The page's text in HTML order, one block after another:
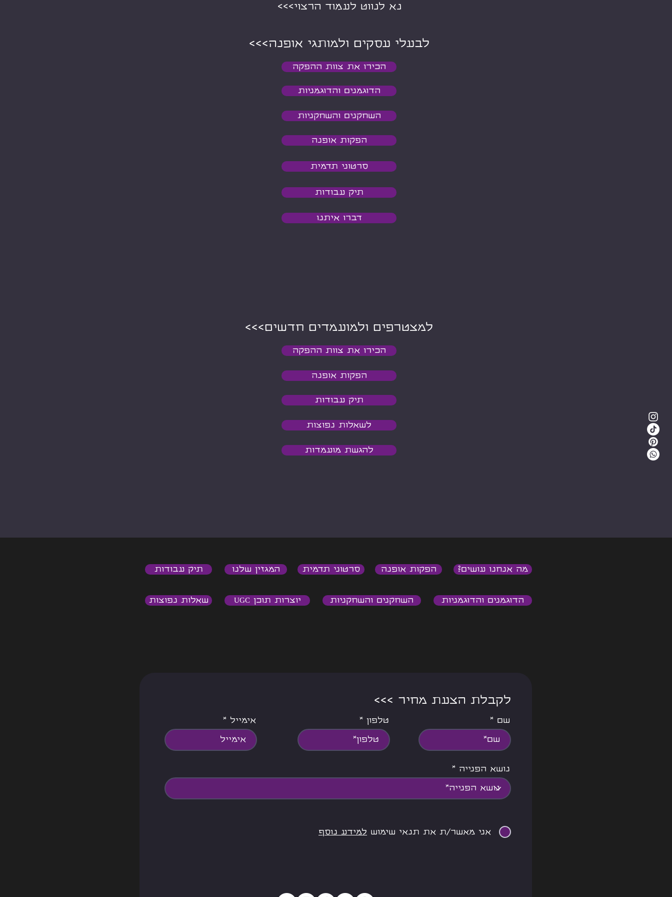
נא לנווט לעמוד הרצוי>>>
<<<לבעלי עסקים ולמותגי אופנה
הכירו את צוות ההפקה
הדוגמנים והדוגמניות
השחקנים והשחקניות
הפקות אופנה
סרטוני תדמית
תיק עבודות
דברו איתנו
<<<למצטרפים ולמועמדים חדשים
הכירו את צוות ההפקה
הפקות אופנה
תיק עבודות
לשאלות נפוצות
להגשת מועמדות
תיק עבודות
שאלות נפוצות
המגזין שלנו סרטוני תדמית הפקות אופנה מה אנחנו עושים?
יוצרות תוכן UGC השחקנים והשחקניות הדוגמנים והדוגמניות
<<< לקבלת הצעת מחיר
אימייל טלפון שם
נושא הפנייה
אני מאשר/ת את תנאי שימוש למידע נוסף